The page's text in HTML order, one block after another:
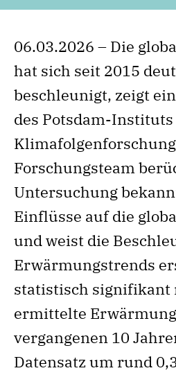
06.03.2026 – Die
hat sich seit 2015
beschleunigt, zeigt
des Potsdam-
Klimafolgenforschung
Forschungsteam
Untersuchung
Einflüsse auf die
und weist die
Erwärmungstrends
statistisch signifikant
ermittelte
vergangenen 10
Datensatz um rund